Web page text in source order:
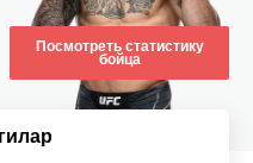
Посмотреть статистику
бойца